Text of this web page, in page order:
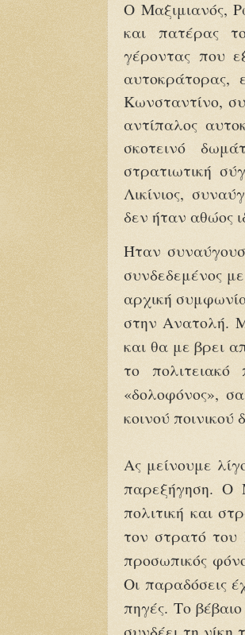
Ο Μαξιμιανός,
και πατέρας
γέροντας που
αυτοκράτορας,
Κωνσταντίνο,
αντίπαλος
σκοτεινό
στρατιωτική
Λικίνιος,
δεν ήταν αθώος
Ήταν
συνδεδεμένος
αρχική
στην Ανατολή.
και θα με βρει
το
«δολοφόνος»,
κοινού ποινικού
Ας μείνουμε
παρεξήγηση. Ο
πολιτική και
τον στρατό του
προσωπικός
Οι παραδόσεις
πηγές. Το